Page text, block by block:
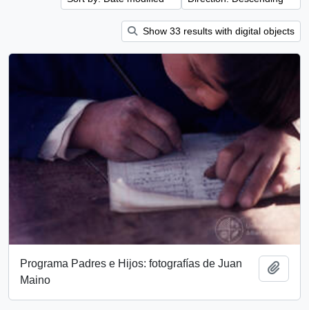
Show 33 results with digital objects
Programa Padres e Hijos: fotografías de Juan
Maino